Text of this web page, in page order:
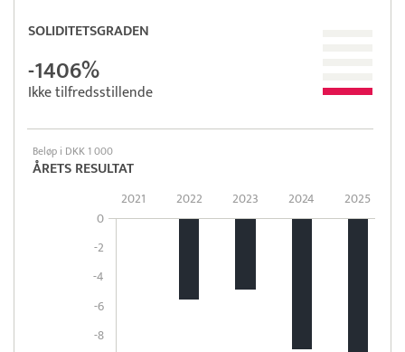
SOLIDITETSGRADEN
-1406%
Ikke tilfredsstillende
Beløp i DKK 1 000
ÅRETS RESULTAT
0
-2
-4
-6
-8
2021 2022 2023 2024 2025